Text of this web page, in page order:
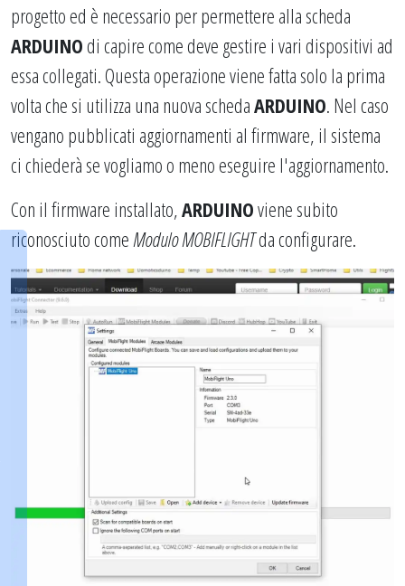
progetto ed è necessario per permettere alla scheda
ARDUINOdi capire come deve gestire i vari dispositivi ad
essa collegati. Questa operazione viene fatta solo la prima
volta che si utilizza una nuova schedaARDUINO. Nel caso
vengano pubblicati aggiornamenti al firmware, il sistema
ci chiederà se vogliamo o meno eseguire l'aggiornamento.
Con il firmware installato,ARDUINOviene subito
riconosciuto come Modulo MOBIFLIGHTda configurare.